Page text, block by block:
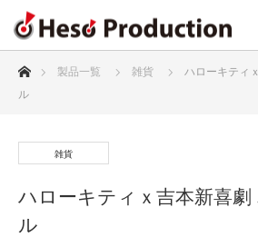
ホーム製品一覧 雑貨
ハローキティ
ル
雑貨
ハローキティｘ吉本新喜
ル